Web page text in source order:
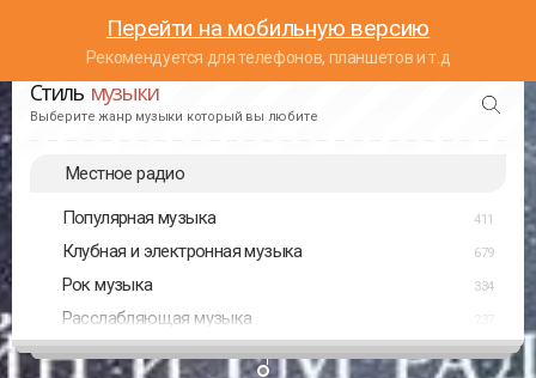
Перейти на мобильную версию
Рекомендуется для телефонов, планшетов и т.д
Стиль музыки
Выберите жанр музыки который вы любите
Местное радио
Популярная музыка 411
Клубная и электронная музыка 679
Рок музыка 334
Расслабляющая музыка